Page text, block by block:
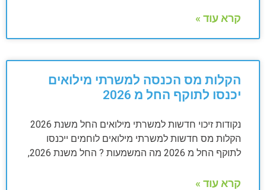
קרא עוד »
הקלות מס הכנסה למשרתי מילואים
יכנסו לתוקף החל מ 2026
נקודות זיכוי חדשות למשרתי מילואים החל משנת 2026
הקלות מס חדשות למשרתי מילואים לוחמים ייכנסו
לתוקף החל מ 2026 מה המשמעות ? החל משנת 2026,
קרא עוד »